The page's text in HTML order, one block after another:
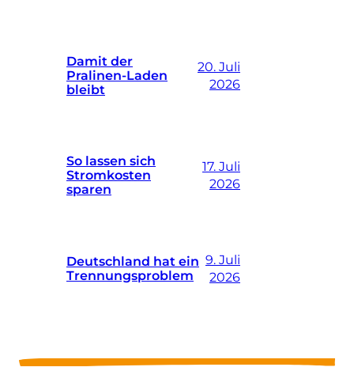
Damit der
Pralinen-Laden
bleibt
20. Juli
2026
So lassen sich
Stromkosten
sparen
17. Juli
2026
Deutschland hat ein
Trennungsproblem
9. Juli
2026